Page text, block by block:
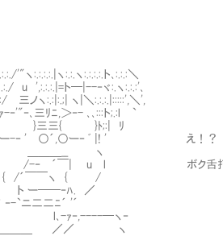
ヽ:.:.ヽ:.:.:.:.ト､:.:.:＼
ト─|--‐ヾ:.ヽ:.:.:'､
ノヽ:.:|:.;| ヽ|＼:.:.:.|:::::',＼',
‐'"‐､三ﾘﾆ,＞‐- ､､:::ト;.:l `
|{ }三三{ }ﾄ;:| ﾘ
-‐ ' ○´,○ー‐ ﾞ |! ' え！？
＿＿__ ヽ
l ボク舌打ちされるよう
/´￣￣ヽ { /
ー──‐ﾊ. ／
二ﾆ´ '´
─ヽ‐
＿＿＿ ／／ ヽ